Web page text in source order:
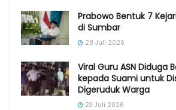
Prabowo Bentuk 7
di Sumbar
28 Juli 2026
Viral Guru ASN Diduga
kepada Suami untuk
Digeruduk Warga
23 Juli 2026